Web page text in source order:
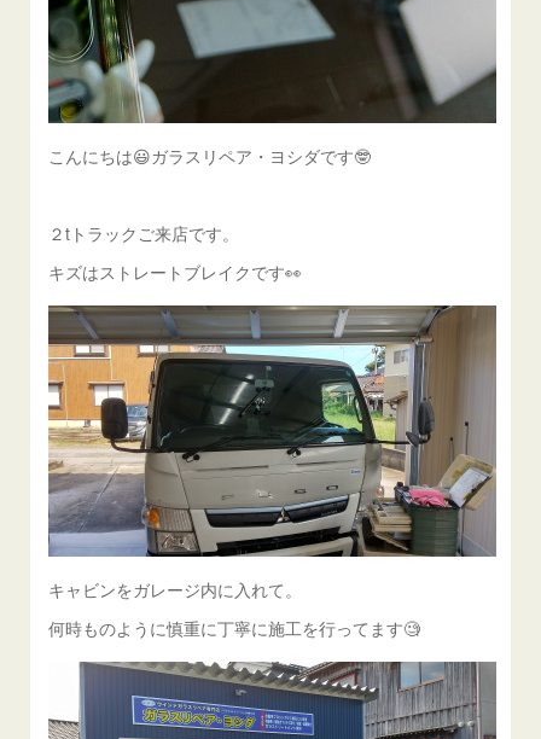
こんにちは😃ガラスリペア・ヨシダです🤓
２tトラックご来店です。
キズはストレートブレイクです👀
キャビンをガレージ内に入れて。
何時ものように慎重に丁寧に施工を行ってます🧐